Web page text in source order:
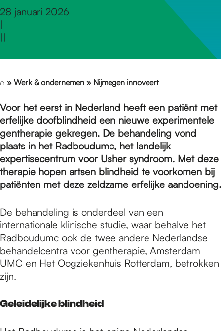
o
m
e
p
a
g
e
28 januari 2026
|
||
⌂ » Werk & ondernemen » Nijmegen innoveert
Voor het eerst in Nederland heeft een patiënt met
erfelijke doofblindheid een nieuwe experimentele
gentherapie gekregen. De behandeling vond
plaats in het Radboudumc, het landelijk
expertisecentrum voor Usher syndroom. Met deze
therapie hopen artsen blindheid te voorkomen bij
patiënten met deze zeldzame erfelijke aandoening.
De behandeling is onderdeel van een
internationale klinische studie, waar behalve het
Radboudumc ook de twee andere Nederlandse
behandelcentra voor gentherapie, Amsterdam
UMC en Het Oogziekenhuis Rotterdam, betrokken
zijn.
Geleidelijke blindheid